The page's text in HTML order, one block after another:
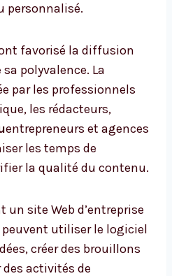
personnalisé.
favorisé la diffusion
polyvalence. La
par les professionnels
les rédacteurs,
entrepreneurs et agences
les temps de
la qualité du contenu.
un site Web d’entreprise
utiliser le logiciel
créer des brouillons
activités de